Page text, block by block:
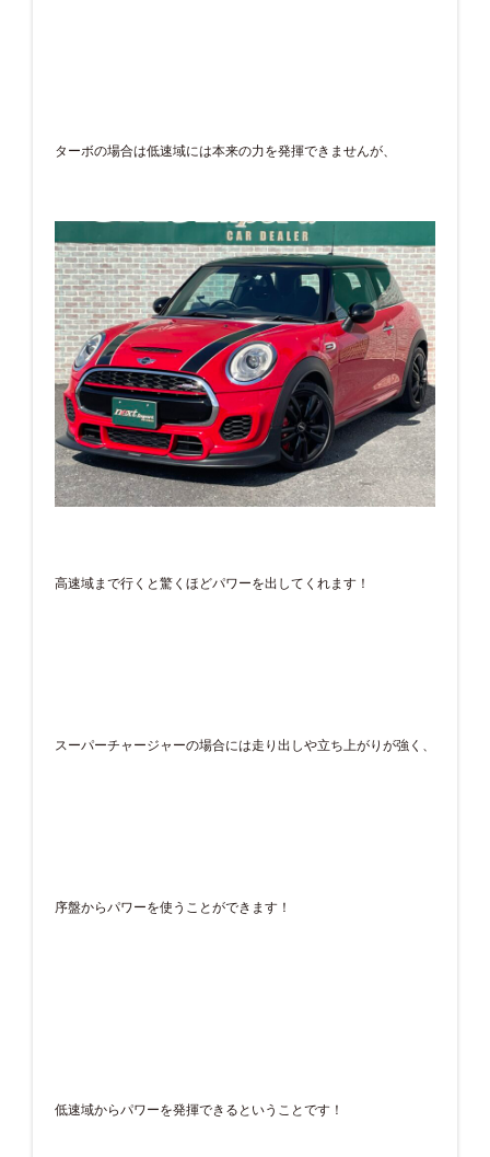
ターボの場合は低速域には本来の力を発揮できませんが、
高速域まで行くと驚くほどパワーを出してくれます！
スーパーチャージャーの場合には走り出しや立ち上がりが強く、
序盤からパワーを使うことができます！
低速域からパワーを発揮できるということです！